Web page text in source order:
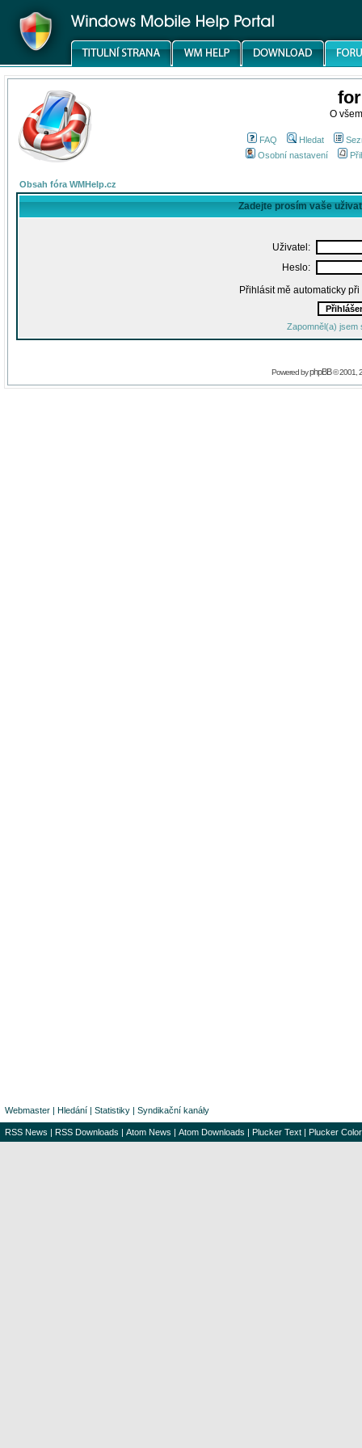
O
FAQ Hledat
Osobní nastavení
Obsah fóra WMHelp.cz
Zadejte prosím vaše
Uživatel:
Heslo:
Přihlásit mě automaticky
Zapomněl(a) jsem
Powered byphpBB© 2001,
Webmaster | Hledání | Statistiky | Syndikační kanály
RSS News | RSS Downloads | Atom News | Atom Downloads | Plucker Text | Plucker Color